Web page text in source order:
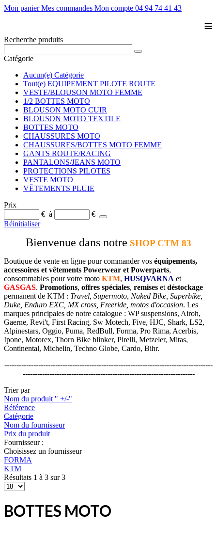
Mon panier Mes commandes Mon compte 04 94 74 41 43
≡
Recherche produits
Catégorie
Aucun(e) Catégorie
Tout(e) EQUIPEMENT PILOTE ROUTE
VESTE/BLOUSON MOTO FEMME
1/2 BOTTES MOTO
BLOUSON MOTO CUIR
BLOUSON MOTO TEXTILE
BOTTES MOTO
CHAUSSURES MOTO
CHAUSSURES/BOTTES MOTO FEMME
GANTS ROUTE/RACING
PANTALONS/JEANS MOTO
PROTECTIONS PILOTES
VESTE MOTO
VÊTEMENTS PLUIE
Prix
€ à
€
Réinitialiser
Bienvenue dans notre SHOP CTM 83
Boutique de vente en ligne pour commander vos équipements,
accessoires et vêtements Powerwear et Powerparts,
consommables pour votre moto KTM, HUSQVARNA et
GASGAS. Promotions, offres spéciales, remises et déstockage
permanent de KTM : Travel, Supermoto, Naked Bike, Superbike,
Duke, Enduro EXC, MX cross, Freeride, motos d'occasion. Les
marques principales de notre catalogue : WP suspensions, Airoh,
Gaerne, Revi't, First Racing, Sw Motech, Five, HJC, Shark, LS2,
Alpinestars, Oggio, Puma, RedBull, Forma, Pro Rima, Acerbis,
Ipone, Motorex, Thorn Bike blinker, Pirelli, Metzeler, Mitas,
Continental, Michelin, Techno Globe, Cardo, Bihr.
--------------------------------------------------------------------------------------
-----------------------------------------------------------------------
Trier par
Nom du produit " +/-"
Référence
Catégorie
Nom du fournisseur
Prix du produit
Fournisseur :
Choisissez un fournisseur
FORMA
KTM
Résultats 1 à 3 sur 3
BOTTES MOTO